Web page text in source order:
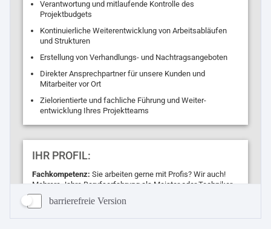
barrierefreie Version